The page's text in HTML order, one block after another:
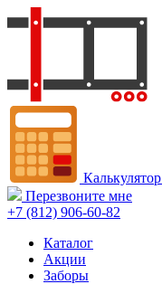
Калькулятор
Перезвоните мне
+7 (812) 906-60-82
Каталог
Акции
Заборы